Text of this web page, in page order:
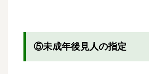
⑤未成年後見人の指定